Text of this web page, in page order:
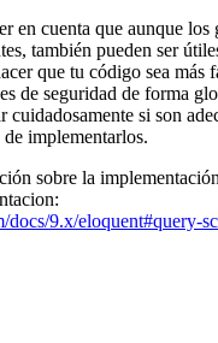
en cuenta que aunque los
también pueden ser
que tu código sea más
de seguridad de forma
cuidadosamente si son
de implementarlos.
sobre la
docs/9.x/eloquent#query-